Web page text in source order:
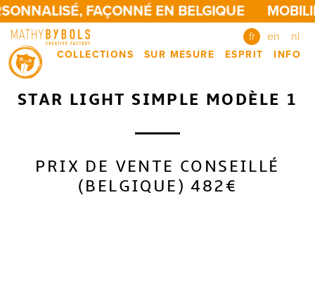
FAÇONNÉ EN BELGIQUE
fr en nl
COLLECTIONS SUR MESURE ESPRIT INFO
STAR LIGHT SIMPLE MODÈLE 1
PRIX DE VENTE CONSEILLÉ
(BELGIQUE) 482€